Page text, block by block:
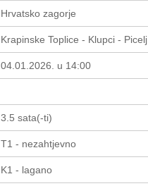
Hrvatsko zagorje
Krapinske Toplice - Klupci - Picelj
04.01.2026. u 14:00
3.5 sata(-ti)
T1 - nezahtjevno
K1 - lagano